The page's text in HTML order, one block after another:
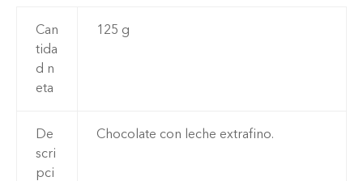
Can
tida
d n
eta
125 g
De
scri
pci
Chocolate con leche extrafino.